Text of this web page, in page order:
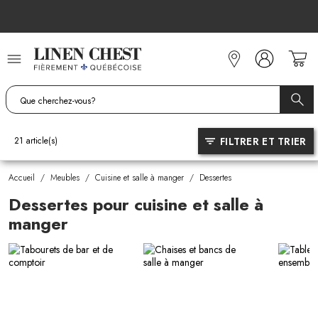
contenu
Accueil / Meubles / Cuisine et salle à manger / Dessertes
Dessertes pour cuisine et salle à
manger
21 article(s) FILTRER ET TRIER